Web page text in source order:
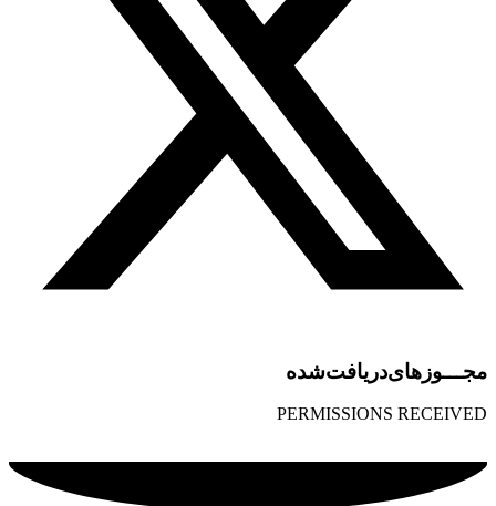
مجـــوز‌های‌دریافت‌شده
PERMISSIONS RECEIVED